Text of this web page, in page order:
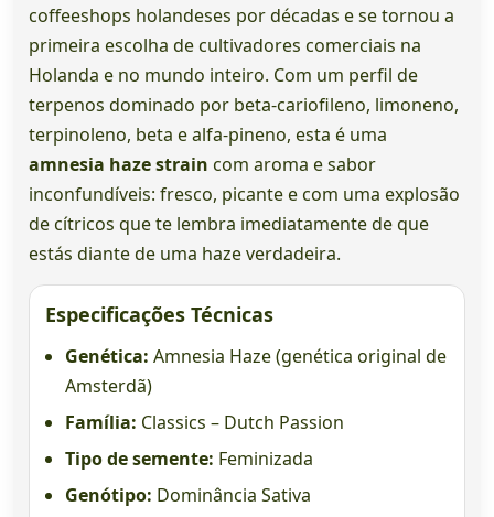
coffeeshops holandeses por décadas e se tornou a
primeira escolha de cultivadores comerciais na
Holanda e no mundo inteiro. Com um perfil de
terpenos dominado por beta-cariofileno, limoneno,
terpinoleno, beta e alfa-pineno, esta é uma
amnesia haze strain com aroma e sabor
inconfundíveis: fresco, picante e com uma explosão
de cítricos que te lembra imediatamente de que
estás diante de uma haze verdadeira.
Especificações Técnicas
Genética: Amnesia Haze (genética original de
Amsterdã)
Família: Classics – Dutch Passion
Tipo de semente: Feminizada
Genótipo: Dominância Sativa